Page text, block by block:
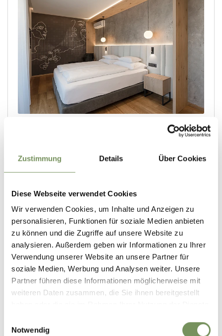
Zustimmung Details Über Cookies
Diese Webseite verwendet Cookies
Wir verwenden Cookies, um Inhalte und Anzeigen zu
personalisieren, Funktionen für soziale Medien anbieten
zu können und die Zugriffe auf unsere Website zu
analysieren. Außerdem geben wir Informationen zu Ihrer
Verwendung unserer Website an unsere Partner für
soziale Medien, Werbung und Analysen weiter. Unsere
Partner führen diese Informationen möglicherweise mit
weiteren Daten zusammen, die Sie ihnen bereitgestellt
Notwendig